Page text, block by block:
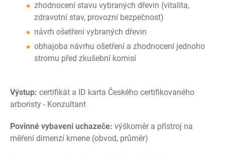
zhodnocení stavu vybraných dřevin (vitalita,
zdravotní stav, provozní bezpečnost)
návrh ošetření vybraných dřevin
obhajoba návrhu ošetření a zhodnocení jednoho
stromu před zkušební komisí
Výstup: certifikát a ID karta Českého certifikovaného
arboristy - Konzultant
Povinné vybavení uchazeče: výškoměr a přístroj na
měření dimenzí kmene (obvod, průměr)